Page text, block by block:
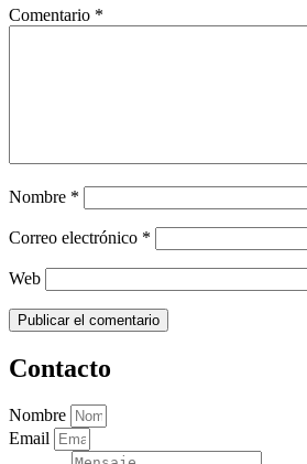
Comentario *
Nombre *
Correo electrónico *
Web
Contacto
Nombre
Email